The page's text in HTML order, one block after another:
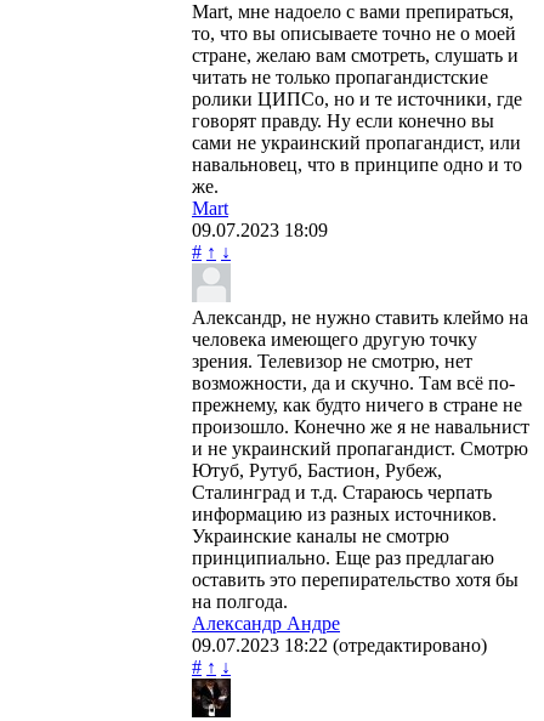
Mart, мне надоело с вами препираться,
то, что вы описываете точно не о моей
стране, желаю вам смотреть, слушать и
читать не только пропагандистские
ролики ЦИПСо, но и те источники, где
говорят правду. Ну если конечно вы
сами не украинский пропагандист, или
навальновец, что в принципе одно и то
же.
Mart
09.07.2023 18:09
# ↑ ↓
Александр, не нужно ставить клеймо на
человека имеющего другую точку
зрения. Телевизор не смотрю, нет
возможности, да и скучно. Там всё по-
прежнему, как будто ничего в стране не
произошло. Конечно же я не навальнист
и не украинский пропагандист. Смотрю
Ютуб, Рутуб, Бастион, Рубеж,
Сталинград и т.д. Стараюсь черпать
информацию из разных источников.
Украинские каналы не смотрю
принципиально. Еще раз предлагаю
оставить это перепирательство хотя бы
на полгода.
Александр Андре
09.07.2023 18:22 (отредактировано)
# ↑ ↓